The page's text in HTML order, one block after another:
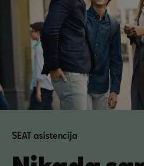
SEAT asistencija